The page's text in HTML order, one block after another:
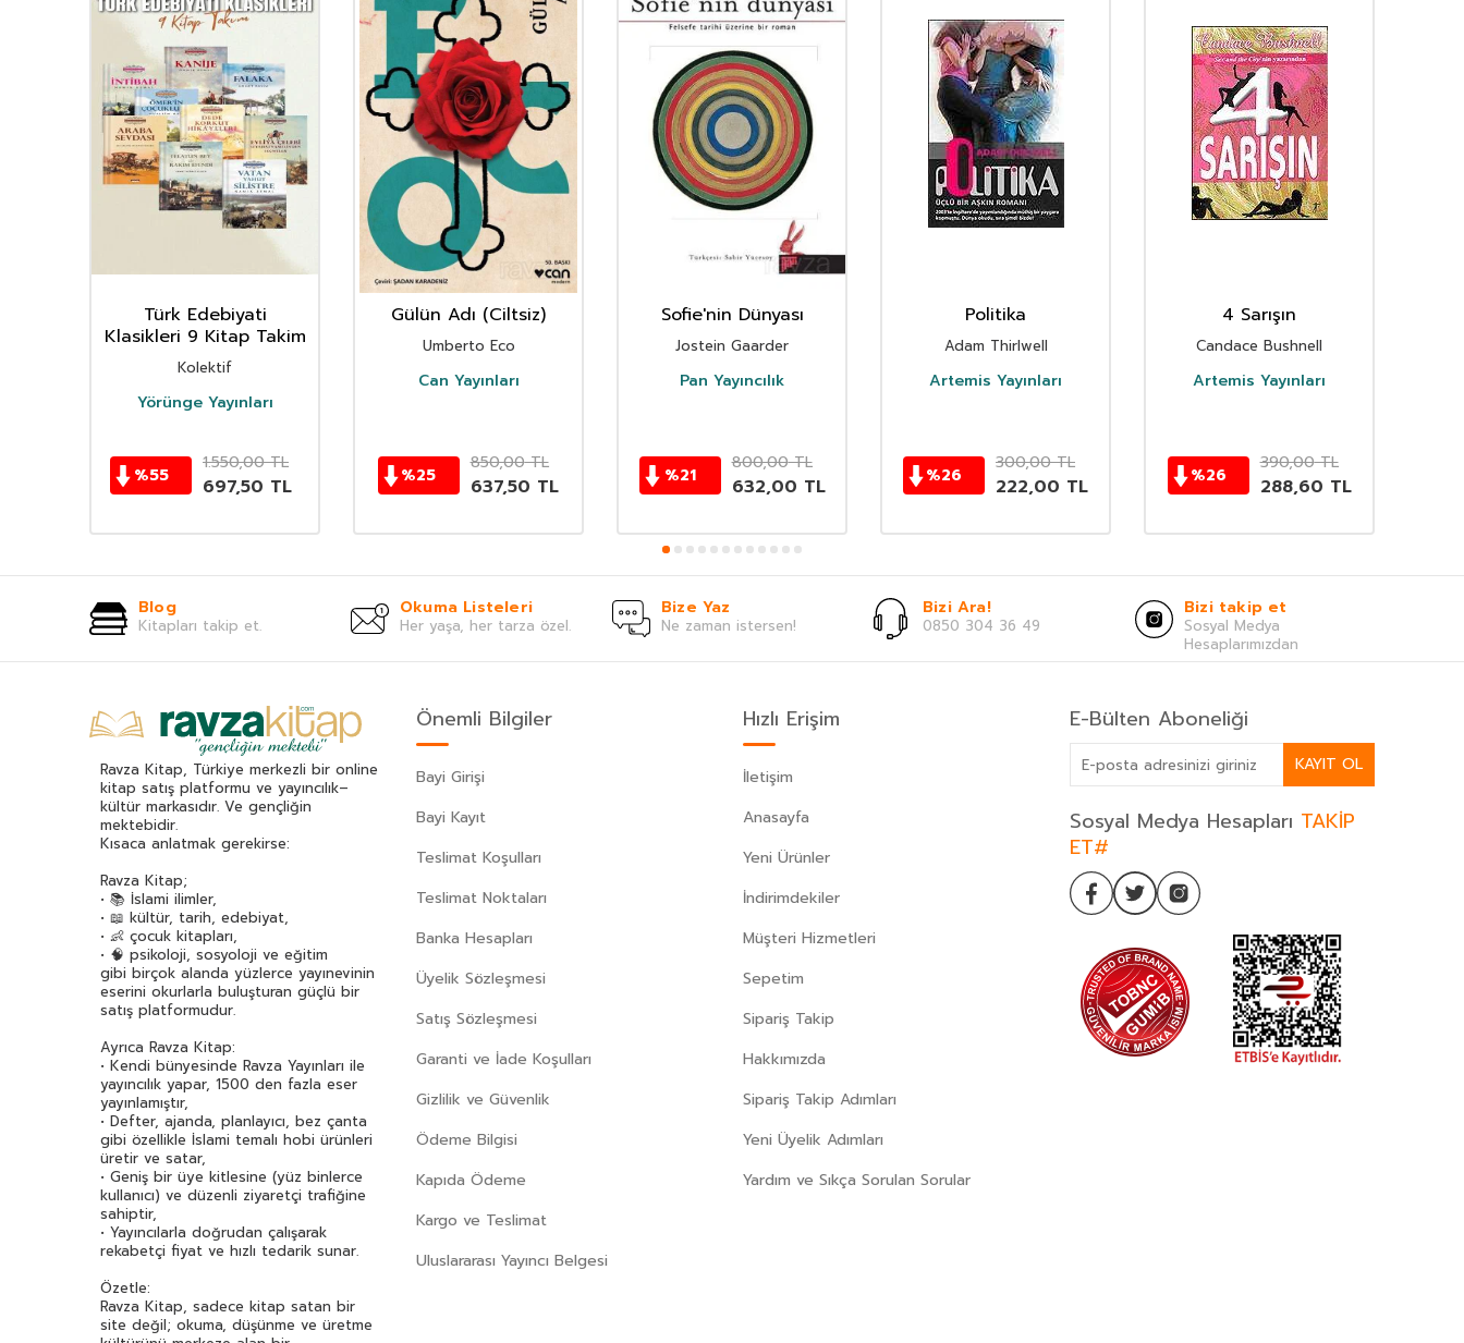
Türk Edebiyati
Klasikleri 9 Kitap Takim
Kolektif
Yörünge Yayınları
%55
1.550,00TL
697,50 TL
Gülün Adı (Ciltsiz)
Umberto Eco
Can Yayınları
%25
850,00TL
637,50 TL
Sofie'nin Dünyası
Jostein Gaarder
Pan Yayıncılık
%21
800,00TL
632,00 TL
Politika
Adam Thirlwell
Artemis Yayınları
%26
300,00TL
222,00 TL
4 Sarışın
Candace Bushnell
Artemis Yayınları
%26
390,00TL
288,60 TL
Blog
Kitapları takip et.
Okuma Listeleri
Her yaşa, her tarza özel.
Bize Yaz
Ne zaman istersen!
Bizi Ara!
0850 304 36 49
Bizi takip et
Sosyal Medya
Hesaplarımızdan
Ravza Kitap, Türkiye merkezli bir online
kitap satış platformu ve yayıncılık–
kültür markasıdır. Ve gençliğin
mektebidir.
Kısaca anlatmak gerekirse:
Ravza Kitap;
• 📚 İslami ilimler,
• 📖 kültür, tarih, edebiyat,
• 👶 çocuk kitapları,
• 🧠 psikoloji, sosyoloji ve eğitim
gibi birçok alanda yüzlerce yayınevinin
eserini okurlarla buluşturan güçlü bir
satış platformudur.
Ayrıca Ravza Kitap:
• Kendi bünyesinde Ravza Yayınları ile
yayıncılık yapar, 1500 den fazla eser
yayınlamıştır,
• Defter, ajanda, planlayıcı, bez çanta
gibi özellikle İslami temalı hobi ürünleri
üretir ve satar,
• Geniş bir üye kitlesine (yüz binlerce
kullanıcı) ve düzenli ziyaretçi trafiğine
sahiptir,
• Yayıncılarla doğrudan çalışarak
rekabetçi fiyat ve hızlı tedarik sunar.
Özetle:
Ravza Kitap, sadece kitap satan bir
site değil; okuma, düşünme ve üretme
Önemli Bilgiler
Bayi Girişi
Bayi Kayıt
Teslimat Koşulları
Teslimat Noktaları
Banka Hesapları
Üyelik Sözleşmesi
Satış Sözleşmesi
Garanti ve İade Koşulları
Gizlilik ve Güvenlik
Ödeme Bilgisi
Kapıda Ödeme
Kargo ve Teslimat
Uluslararası Yayıncı Belgesi
Hızlı Erişim
İletişim
Anasayfa
Yeni Ürünler
İndirimdekiler
Müşteri Hizmetleri
Sepetim
Sipariş Takip
Hakkımızda
Sipariş Takip Adımları
Yeni Üyelik Adımları
Yardım ve Sıkça Sorulan Sorular
E-Bülten Aboneliği
KAYIT OL
Sosyal Medya Hesapları TAKİP
ET#